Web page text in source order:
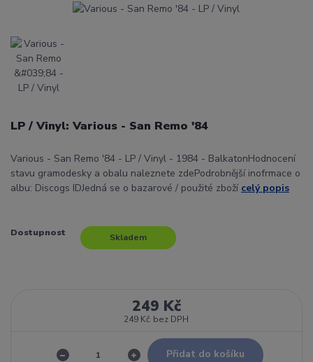
LP / Vinyl: Various - San Remo '84
Various - San Remo '84 - LP / Vinyl - 1984 - BalkatonHodnocení
stavu gramodesky a obalu naleznete zdePodrobnější inofrmace o
albu: Discogs IDJedná se o bazarové / použité zboží celý popis
Dostupnost Skladem
249 Kč
249 Kč bez DPH
Přidat do košíku